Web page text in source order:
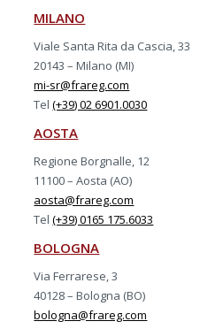
MILANO
Viale Santa Rita da Cascia, 33
20143 – Milano (MI)
mi-sr@frareg.com
Tel(+39) 02 6901.0030
AOSTA
Regione Borgnalle, 12
11100 – Aosta (AO)
aosta@frareg.com
Tel(+39) 0165 175.6033
BOLOGNA
Via Ferrarese, 3
40128 – Bologna (BO)
bologna@frareg.com